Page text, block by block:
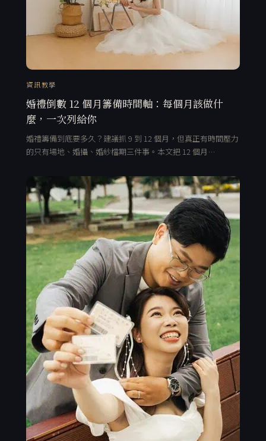
資訊教學
婚禮倒數 12 個月籌備時間軸：每個月該做什
麼，一次列給你
婚禮籌備到底要多久？建議抓 9 到 12 個月，但真正有時間壓力
的只有場地、婚攝、婚紗檔期三件事。本文把 12 個月…